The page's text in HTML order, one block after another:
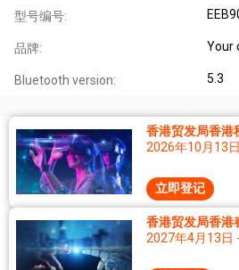
型号编号:
品牌: Your
Bluetooth version: 5.3
香港贸发局香港
2026年10月13
立即登记
香港贸发局香港
2027年4月13日